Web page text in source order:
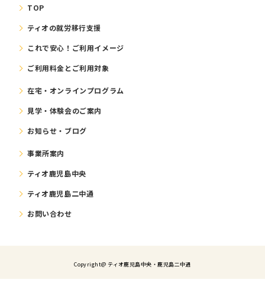
TOP
ティオの就労移⾏⽀援
これで安⼼！ご利⽤イメージ
ご利⽤料⾦とご利⽤対象
在宅・オンラインプログラム
⾒学・体験会のご案内
お知らせ・ブログ
事業所案内
ティオ鹿児島中央
ティオ鹿児島二中通
お問い合わせ
Copyright@ ティオ⿅児島中央・鹿児島二中通